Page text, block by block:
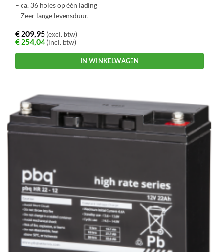
– ca. 36 holes op één lading
– Zeer lange levensduur.
€ 209,95 (excl. btw)
€ 254,04 (incl. btw)
IN WINKELWAGEN